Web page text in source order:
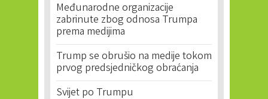
Međunarodne organizacije
zabrinute zbog odnosa Trumpa
prema medijima
Trump se obrušio na medije tokom
prvog predsjedničkog obraćanja
Svijet po Trumpu